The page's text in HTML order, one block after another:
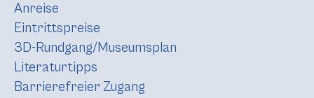
Anreise
Eintrittspreise
3D-Rundgang/Museumsplan
Literaturtipps
Barrierefreier Zugang